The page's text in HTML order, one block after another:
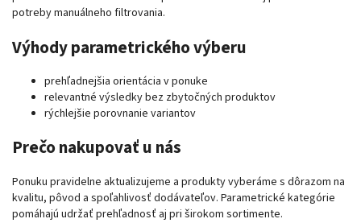
potreby manuálneho filtrovania.
Výhody parametrického výberu
prehľadnejšia orientácia v ponuke
relevantné výsledky bez zbytočných produktov
rýchlejšie porovnanie variantov
Prečo nakupovať u nás
Ponuku pravidelne aktualizujeme a produkty vyberáme s dôrazom na
kvalitu, pôvod a spoľahlivosť dodávateľov. Parametrické kategórie
pomáhajú udržať prehľadnosť aj pri širokom sortimente.